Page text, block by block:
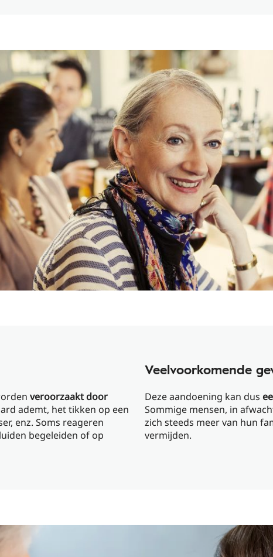
veroorzaakt door
ademt, het tikken op een
enz. Soms reageren
begeleiden of op
Veelvoorkomende
Deze aandoening kan dus
Sommige mensen, in
zich steeds meer van hun
vermijden.